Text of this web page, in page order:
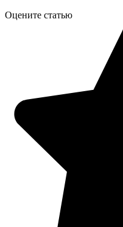
Оцените статью